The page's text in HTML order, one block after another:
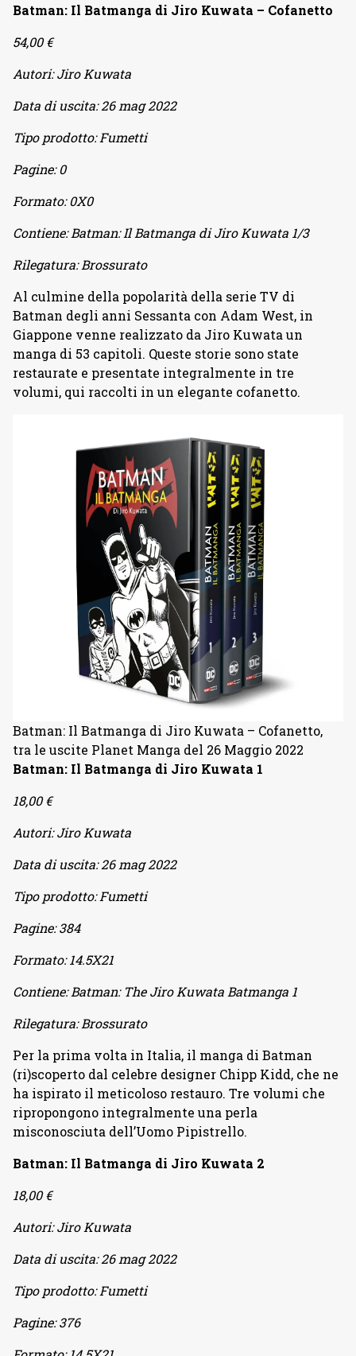
Batman: Il Batmanga di Jiro Kuwata – Cofanetto
54,00 €
Autori: Jiro Kuwata
Data di uscita:26 mag 2022
Tipo prodotto:Fumetti
Pagine: 0
Formato: 0X0
Contiene:Batman: Il Batmanga di Jiro Kuwata 1/3
Rilegatura:Brossurato
Al culmine della popolarità della serie TV di
Batman degli anni Sessanta con Adam West, in
Giappone venne realizzato da Jiro Kuwata un
manga di 53 capitoli. Queste storie sono state
restaurate e presentate integralmente in tre
volumi, qui raccolti in un elegante cofanetto.
Batman: Il Batmanga di Jiro Kuwata – Cofanetto,
tra le uscite Planet Manga del 26 Maggio 2022
Batman: Il Batmanga di Jiro Kuwata 1
18,00 €
Autori: Jiro Kuwata
Data di uscita: 26 mag 2022
Tipo prodotto: Fumetti
Pagine: 384
Formato: 14.5X21
Contiene: Batman: The Jiro Kuwata Batmanga 1
Rilegatura: Brossurato
Per la prima volta in Italia, il manga di Batman
(ri)scoperto dal celebre designer Chipp Kidd, che ne
ha ispirato il meticoloso restauro. Tre volumi che
ripropongono integralmente una perla
misconosciuta dell’Uomo Pipistrello.
Batman: Il Batmanga di Jiro Kuwata 2
18,00 €
Autori: Jiro Kuwata
Data di uscita: 26 mag 2022
Tipo prodotto: Fumetti
Pagine: 376